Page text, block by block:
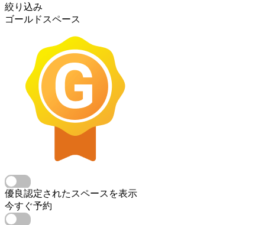
絞り込み
ゴールドスペース
優良認定されたスペースを表示
今すぐ予約